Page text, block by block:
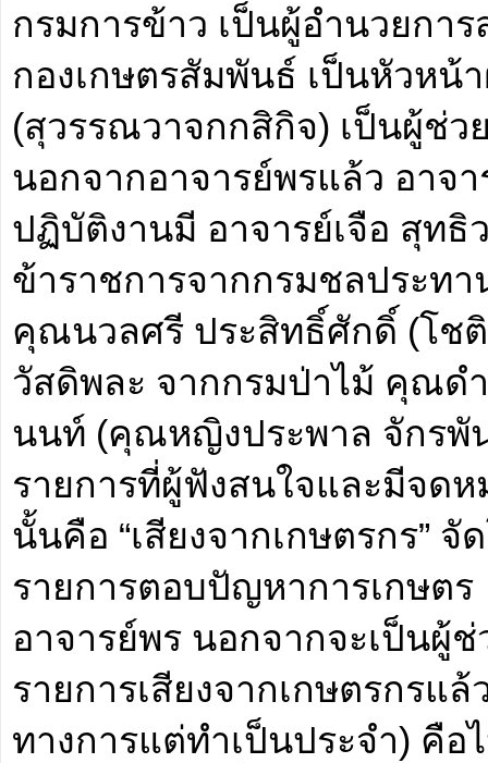
กรมการข้าว เป็นผู้อำนวยกา
กองเกษตรสัมพันธ์ เป็นหัวหน้
(สุวรรณวาจกกสิกิจ) เป็นผู้ช่ว
นอกจากอาจารย์พรแล้ว อาจ
ปฏิบัติงานมี อาจารย์เจือ สุทธิ
ข้าราชการจากกรมชลประท
คุณนวลศรี ประสิทธิ์ศักดิ์ (โช
วัสดิพละ จากกรมป่าไม้ คุณ
นนท์ (คุณหญิงประพาล จักรพั
รายการที่ผู้ฟังสนใจและมีจด
นั้นคือ “เสียงจากเกษตรกร”
รายการตอบปัญหาการเกษตร
อาจารย์พร นอกจากจะเป็นผู้
รายการเสียงจากเกษตรกรแ
ทางการแต่ทำเป็นประจำ) คื